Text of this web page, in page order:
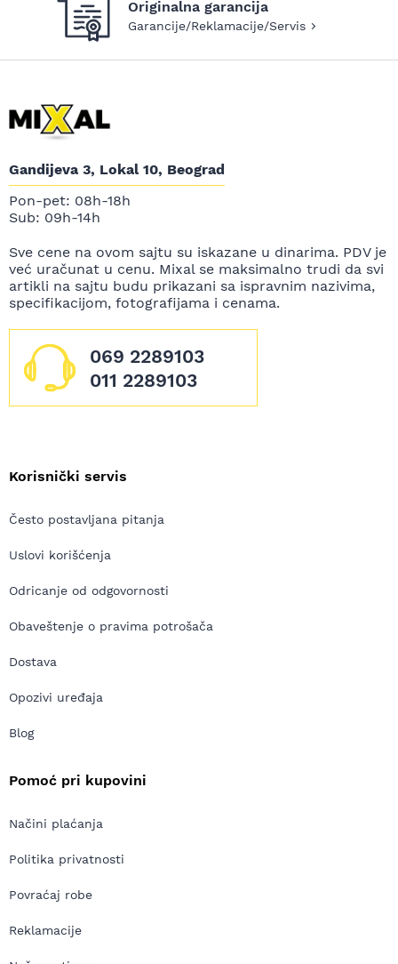
Originalna garancija
Garancije/Reklamacije/Servis
Gandijeva 3, Lokal 10, Beograd
Pon-pet: 08h-18h
Sub: 09h-14h
Sve cene na ovom sajtu su iskazane u dinarima. PDV je
već uračunat u cenu. Mixal se maksimalno trudi da svi
artikli na sajtu budu prikazani sa ispravnim nazivima,
specifikacijom, fotografijama i cenama.
069 2289103
011 2289103
Korisnički servis
Često postavljana pitanja
Uslovi korišćenja
Odricanje od odgovornosti
Obaveštenje o pravima potrošača
Dostava
Opozivi uređaja
Blog
Pomoć pri kupovini
Načini plaćanja
Politika privatnosti
Povraćaj robe
Reklamacije